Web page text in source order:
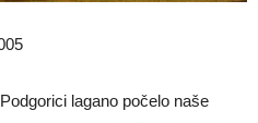
lagano počelo naše